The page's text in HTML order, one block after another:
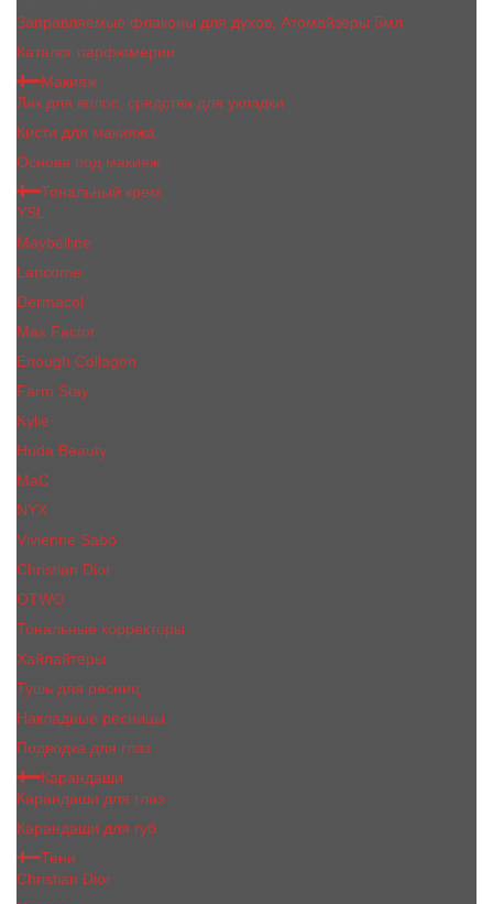
Заправляемые флаконы для духов, Атомайзеры 5мл
Каталог парфюмерии
Макияж
Лак для волос, средства для укладки
Кисти для макияжа
Основа под макияж
Тональный крем
YSL
Maybelline
Lancome
Dermacol
Max Factor
Enough Collagen
Farm Stay
Kylie
Huda Beauty
МаС
NYX
Vivienne Sabo
Сhristiаn Diоr
OTWO
Тональные корректоры
Хайлайтеры
Тушь для ресниц
Накладные ресницы
Подводка для глаз
Карандаши
Карандаши для глаз
Карандаши для губ
Тени
Christian Dior